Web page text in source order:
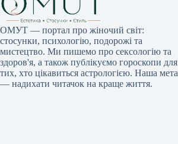
ОМУТ — портал про жіночий світ:
стосунки, психологію, подорожі та
мистецтво. Ми пишемо про сексологію та
здоров'я, а також публікуємо гороскопи для
тих, хто цікавиться астрологією. Наша мета
— надихати читачок на краще життя.